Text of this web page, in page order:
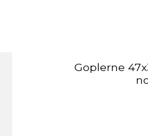
Goplerne